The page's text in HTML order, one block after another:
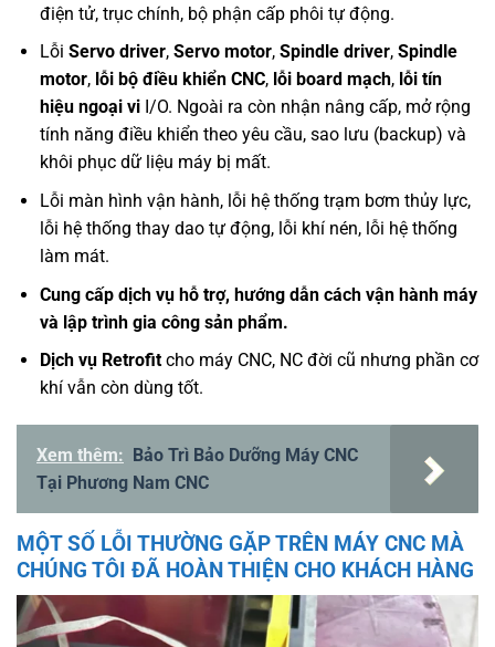
điện tử, trục chính, bộ phận cấp phôi tự động.
Lỗi Servo driver, Servo motor, Spindle driver, Spindle
motor, lỗi bộ điều khiển CNC, lỗi board mạch, lỗi tín
hiệu ngoại viI/O. Ngoài ra còn nhận nâng cấp, mở rộng
tính năng điều khiển theo yêu cầu, sao lưu (backup) và
khôi phục dữ liệu máy bị mất.
Lỗi màn hình vận hành, lỗi hệ thống trạm bơm thủy lực,
lỗi hệ thống thay dao tự động, lỗi khí nén, lỗi hệ thống
làm mát.
Cung cấp dịch vụ hỗ trợ, hướng dẫn cách vận hành máy
và lập trình gia công sản phẩm.
Dịch vụ Retrofitcho máy CNC, NC đời cũ nhưng phần cơ
khí vẫn còn dùng tốt.
Xem thêm: Bảo Trì Bảo Dưỡng Máy CNC
Tại Phương Nam CNC
MỘT SỐ LỖI THƯỜNG GẶP TRÊN MÁY CNC MÀ
CHÚNG TÔI ĐÃ HOÀN THIỆN CHO KHÁCH HÀNG